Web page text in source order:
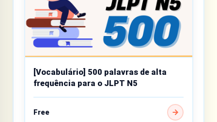
[Vocabulário] 500 palavras de alta
frequência para o JLPT N5
Free